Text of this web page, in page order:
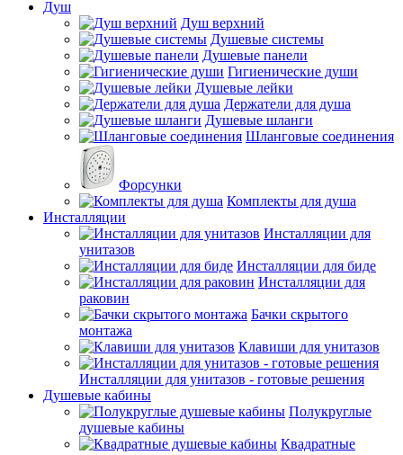
Душ
Душ верхний
Душевые системы
Душевые панели
Гигиенические души
Душевые лейки
Держатели для душа
Душевые шланги
Шланговые соединения
Форсунки
Комплекты для душа
Инсталляции
Инсталляции для
унитазов
Инсталляции для биде
Инсталляции для
раковин
Бачки скрытого
монтажа
Клавиши для унитазов
Инсталляции для унитазов - готовые решения
Душевые кабины
Полукруглые
душевые кабины
Квадратные